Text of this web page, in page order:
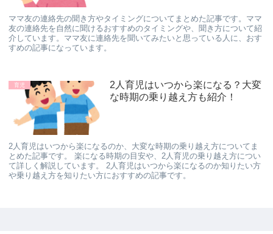
ママ友の連絡先の聞き方やタイミングについてまとめた記事です。ママ
友の連絡先を自然に聞けるおすすめのタイミングや、聞き方について紹
介しています。ママ友に連絡先を聞いてみたいと思っている人に、おす
すめの記事になっています。
育児
2人育児はいつから楽になる？大変
な時期の乗り越え方も紹介！
2人育児はいつから楽になるのか、大変な時期の乗り越え方についてま
とめた記事です。 楽になる時期の目安や、2人育児の乗り越え方につい
て詳しく解説しています。 2人育児はいつから楽になるのか知りたい方
や乗り越え方を知りたい方におすすめの記事です。